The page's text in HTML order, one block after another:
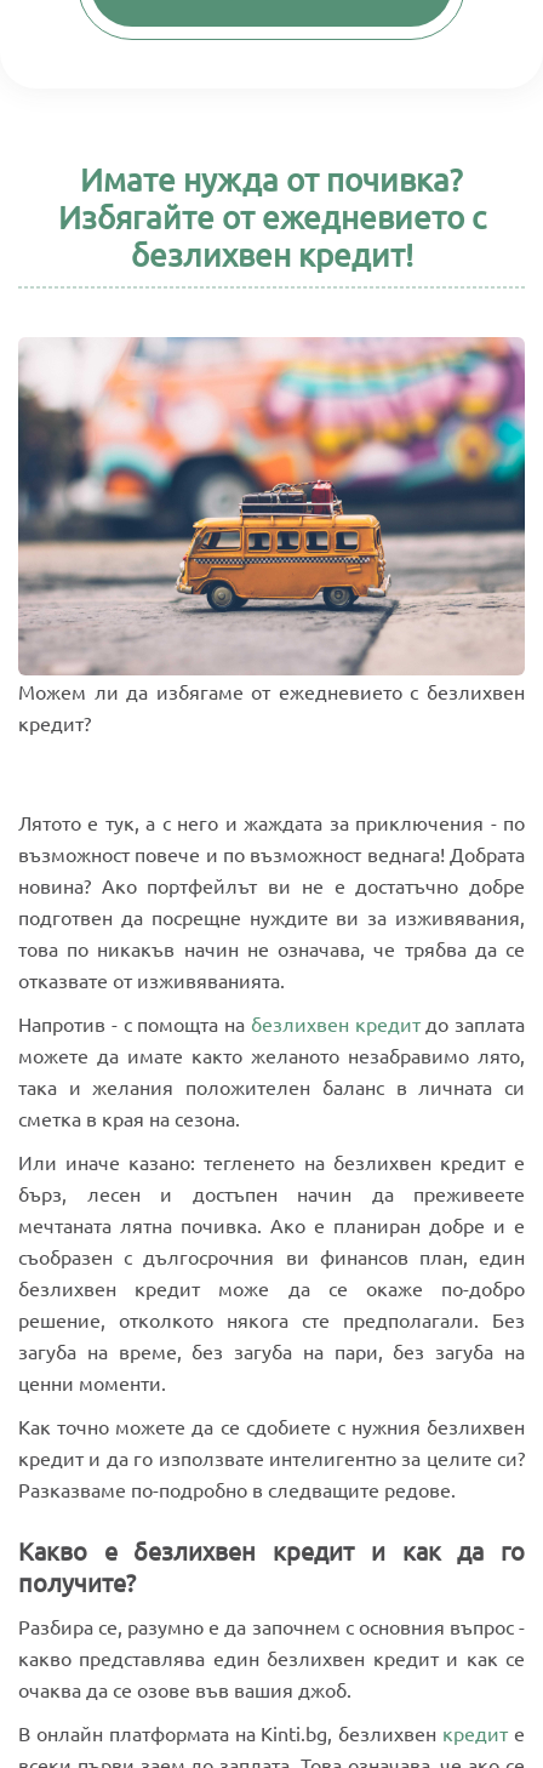
Имате нужда от почивка?
Избягайте от ежедневието с
безлихвен кредит!
Можем ли да избягаме от ежедневието с безлихвен
кредит?
Лятото е тук, а с него и жаждата за приключения - по
възможност повече и по възможност веднага! Добрата
новина? Ако портфейлът ви не е достатъчно добре
подготвен да посрещне нуждите ви за изживявания,
това по никакъв начин не означава, че трябва да се
отказвате от изживяванията.
Напротив - с помощта на безлихвен кредитдо заплата
можете да имате както желаното незабравимо лято,
така и желания положителен баланс в личната си
сметка в края на сезона.
Или иначе казано: тегленето на безлихвен кредит е
бърз, лесен и достъпен начин да преживеете
мечтаната лятна почивка. Ако е планиран добре и е
съобразен с дългосрочния ви финансов план, един
безлихвен кредит може да се окаже по-добро
решение, отколкото някога сте предполагали. Без
загуба на време, без загуба на пари, без загуба на
ценни моменти.
Как точно можете да се сдобиете с нужния безлихвен
кредит и да го използвате интелигентно за целите си?
Разказваме по-подробно в следващите редове.
Какво е безлихвен кредит и как да го
получите?
Разбира се, разумно е да започнем с основния въпрос -
какво представлява един безлихвен кредит и как се
очаква да се озове във вашия джоб.
В онлайн платформата на Kinti.bg, безлихвен кредите